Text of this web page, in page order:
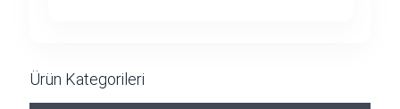
Ürün Kategorileri